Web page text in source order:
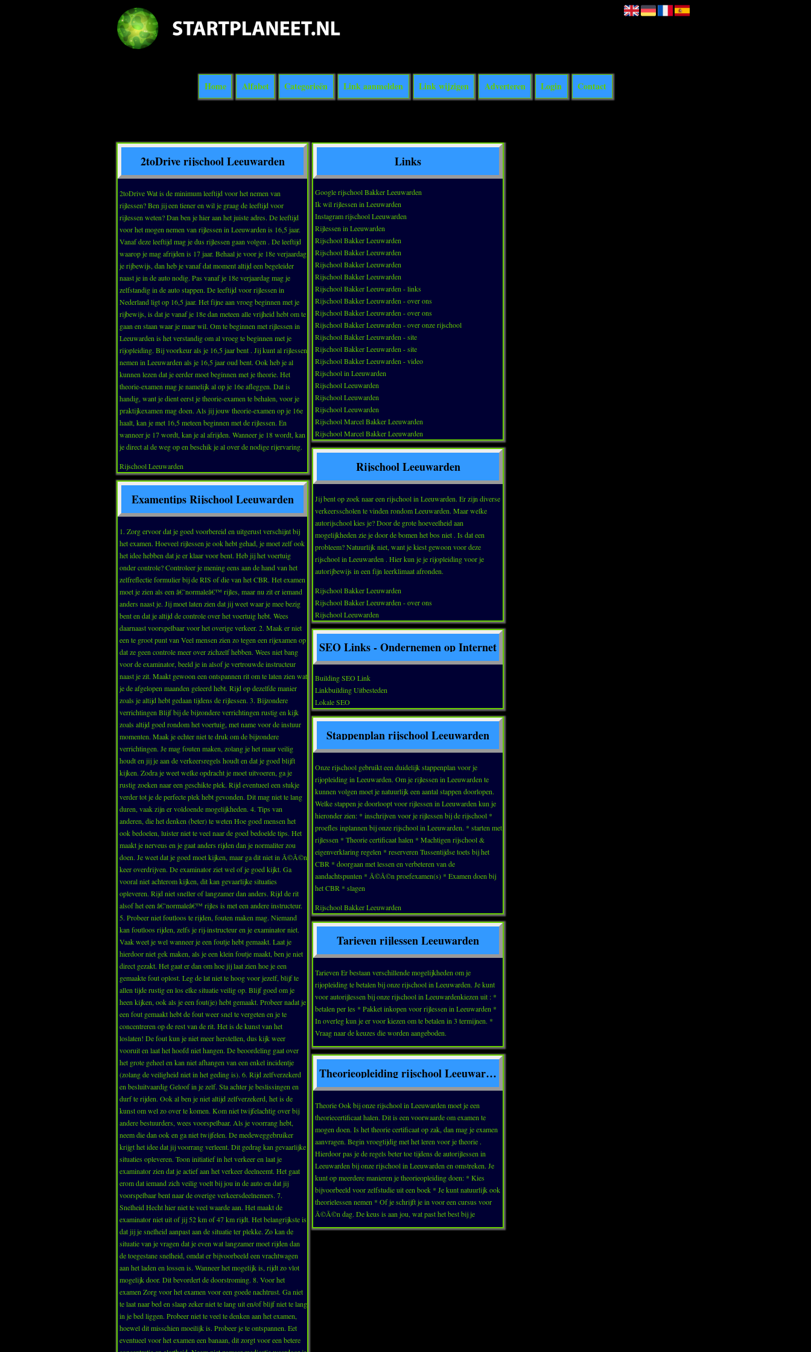
Home Alfabet Categorieën Link aanmelden Link wijzigen Adverteren Login Contact
2toDrive rijschool Leeuwarden
2toDrive Wat is de minimum leeftijd voor het nemen van
rijlessen? Ben jij een tiener en wil je graag de leeftijd voor
rijlessen weten? Dan ben je hier aan het juiste adres. De leeftijd
voor het mogen nemen van rijlessen in Leeuwarden is 16,5 jaar.
Vanaf deze leeftijd mag je dus rijlessen gaan volgen . De leeftijd
waarop je mag afrijden is 17 jaar. Behaal je voor je 18e verjaardag
je rijbewijs, dan heb je vanaf dat moment altijd een begeleider
naast je in de auto nodig. Pas vanaf je 18e verjaardag mag je
zelfstandig in de auto stappen. De leeftijd voor rijlessen in
Nederland ligt op 16,5 jaar. Het fijne aan vroeg beginnen met je
rijbewijs, is dat je vanaf je 18e dan meteen alle vrijheid hebt om te
gaan en staan waar je maar wil. Om te beginnen met rijlessen in
Leeuwarden is het verstandig om al vroeg te beginnen met je
rijopleiding. Bij voorkeur als je 16,5 jaar bent . Jij kunt al rijlessen
nemen in Leeuwarden als je 16,5 jaar oud bent. Ook heb je al
kunnen lezen dat je eerder moet beginnen met je theorie. Het
theorie-examen mag je namelijk al op je 16e afleggen. Dat is
handig, want je dient eerst je theorie-examen te behalen, voor je
praktijkexamen mag doen. Als jij jouw theorie-examen op je 16e
haalt, kan je met 16,5 meteen beginnen met de rijlessen. En
wanneer je 17 wordt, kan je al afrijden. Wanneer je 18 wordt, kan
je direct al de weg op en beschik je al over de nodige rijervaring.
Rijschool Leeuwarden
Examentips Rijschool Leeuwarden
1. Zorg ervoor dat je goed voorbereid en uitgerust verschijnt bij
het examen. Hoeveel rijlessen je ook hebt gehad, je moet zelf ook
het idee hebben dat je er klaar voor bent. Heb jij het voertuig
onder controle? Controleer je mening eens aan de hand van het
zelfreflectie formulier bij de RIS of die van het CBR. Het examen
moet je zien als een â€˜normaleâ€™ rijles, maar nu zit er iemand
anders naast je. Jij moet laten zien dat jij weet waar je mee bezig
bent en dat je altijd de controle over het voertuig hebt. Wees
daarnaast voorspelbaar voor het overige verkeer. 2. Maak er niet
een te groot punt van Veel mensen zien zo tegen een rijexamen op
dat ze geen controle meer over zichzelf hebben. Wees niet bang
voor de examinator, beeld je in alsof je vertrouwde instructeur
naast je zit. Maakt gewoon een ontspannen rit om te laten zien wat
je de afgelopen maanden geleerd hebt. Rijd op dezelfde manier
zoals je altijd hebt gedaan tijdens de rijlessen. 3. Bijzondere
verrichtingen Blijf bij de bijzondere verrichtingen rustig en kijk
zoals altijd goed rondom het voertuig, met name voor de instuur
momenten. Maak je echter niet te druk om de bijzondere
verrichtingen. Je mag fouten maken, zolang je het maar veilig
houdt en jij je aan de verkeersregels houdt en dat je goed blijft
kijken. Zodra je weet welke opdracht je moet uitvoeren, ga je
rustig zoeken naar een geschikte plek. Rijd eventueel een stukje
verder tot je de perfecte plek hebt gevonden. Dit mag niet te lang
duren, vaak zijn er voldoende mogelijkheden. 4. Tips van
anderen, die het denken (beter) te weten Hoe goed mensen het
ook bedoelen, luister niet te veel naar de goed bedoelde tips. Het
maakt je nerveus en je gaat anders rijden dan je normaliter zou
doen. Je weet dat je goed moet kijken, maar ga dit niet in Ã©Ã©n
keer overdrijven. De examinator ziet wel of je goed kijkt. Ga
vooral niet achterom kijken, dit kan gevaarlijke situaties
opleveren. Rijd niet sneller of langzamer dan anders. Rijd de rit
alsof het een â€˜normaleâ€™ rijles is met een andere instructeur.
5. Probeer niet foutloos te rijden, fouten maken mag. Niemand
kan foutloos rijden, zelfs je rij-instructeur en je examinator niet.
Vaak weet je wel wanneer je een foutje hebt gemaakt. Laat je
hierdoor niet gek maken, als je een klein foutje maakt, ben je niet
direct gezakt. Het gaat er dan om hoe jij laat zien hoe je een
gemaakte fout oplost. Leg de lat niet te hoog voor jezelf, blijf te
allen tijde rustig en los elke situatie veilig op. Blijf goed om je
heen kijken, ook als je een fout(je) hebt gemaakt. Probeer nadat je
een fout gemaakt hebt de fout weer snel te vergeten en je te
concentreren op de rest van de rit. Het is de kunst van het
loslaten! De fout kun je niet meer herstellen, dus kijk weer
vooruit en laat het hoofd niet hangen. De beoordeling gaat over
het grote geheel en kan niet afhangen van een enkel incidentje
(zolang de veiligheid niet in het geding is). 6. Rijd zelfverzekerd
en besluitvaardig Geloof in je zelf. Sta achter je beslissingen en
durf te rijden. Ook al ben je niet altijd zelfverzekerd, het is de
kunst om wel zo over te komen. Kom niet twijfelachtig over bij
andere bestuurders, wees voorspelbaar. Als je voorrang hebt,
neem die dan ook en ga niet twijfelen. De medeweggebruiker
krijgt het idee dat jij voorrang verleent. Dit gedrag kan gevaarlijke
situaties opleveren. Toon initiatief in het verkeer en laat je
examinator zien dat je actief aan het verkeer deelneemt. Het gaat
erom dat iemand zich veilig voelt bij jou in de auto en dat jij
voorspelbaar bent naar de overige verkeersdeelnemers. 7.
Snelheid Hecht hier niet te veel waarde aan. Het maakt de
examinator niet uit of jij 52 km of 47 km rijdt. Het belangrijkste is
dat jij je snelheid aanpast aan de situatie ter plekke. Zo kan de
situatie van je vragen dat je even wat langzamer moet rijden dan
de toegestane snelheid, omdat er bijvoorbeeld een vrachtwagen
aan het laden en lossen is. Wanneer het mogelijk is, rijdt zo vlot
mogelijk door. Dit bevordert de doorstroming. 8. Voor het
examen Zorg voor het examen voor een goede nachtrust. Ga niet
te laat naar bed en slaap zeker niet te lang uit en/of blijf niet te lang
in je bed liggen. Probeer niet te veel te denken aan het examen,
hoewel dit misschien moeilijk is. Probeer je te ontspannen. Eet
eventueel voor het examen een banaan, dit zorgt voor een betere
Links
Google rijschool Bakker Leeuwarden
Ik wil rijlessen in Leeuwarden
Instagram rijschool Leeuwarden
Rijlessen in Leeuwarden
Rijschool Bakker Leeuwarden
Rijschool Bakker Leeuwarden
Rijschool Bakker Leeuwarden
Rijschool Bakker Leeuwarden
Rijschool Bakker Leeuwarden - links
Rijschool Bakker Leeuwarden - over ons
Rijschool Bakker Leeuwarden - over ons
Rijschool Bakker Leeuwarden - over onze rijschool
Rijschool Bakker Leeuwarden - site
Rijschool Bakker Leeuwarden - site
Rijschool Bakker Leeuwarden - video
Rijschool in Leeuwarden
Rijschool Leeuwarden
Rijschool Leeuwarden
Rijschool Leeuwarden
Rijschool Marcel Bakker Leeuwarden
Rijschool Marcel Bakker Leeuwarden
Rijschool Leeuwarden
Jij bent op zoek naar een rijschool in Leeuwarden. Er zijn diverse
verkeersscholen te vinden rondom Leeuwarden. Maar welke
autorijschool kies je? Door de grote hoeveelheid aan
mogelijkheden zie je door de bomen het bos niet . Is dat een
probleem? Natuurlijk niet, want je kiest gewoon voor deze
rijschool in Leeuwarden . Hier kun je je rijopleiding voor je
autorijbewijs in een fijn leerklimaat afronden.
Rijschool Bakker Leeuwarden
Rijschool Bakker Leeuwarden - over ons
Rijschool Leeuwarden
SEO Links - Ondernemen op Internet
Building SEO Link
Linkbuilding Uitbesteden
Lokale SEO
Stappenplan rijschool Leeuwarden
Onze rijschool gebruikt een duidelijk stappenplan voor je
rijopleiding in Leeuwarden. Om je rijlessen in Leeuwarden te
kunnen volgen moet je natuurlijk een aantal stappen doorlopen.
Welke stappen je doorloopt voor rijlessen in Leeuwarden kun je
hieronder zien: * inschrijven voor je rijlessen bij de rijschool *
proefles inplannen bij onze rijschool in Leeuwarden. * starten met
rijlessen * Theorie certificaat halen * Machtigen rijschool &
eigenverklaring regelen * reserveren Tussentijdse toets bij het
CBR * doorgaan met lessen en verbeteren van de
aandachtspunten * Ã©Ã©n proefexamen(s) * Examen doen bij
het CBR * slagen
Rijschool Bakker Leeuwarden
Tarieven rijlessen Leeuwarden
Tarieven Er bestaan verschillende mogelijkheden om je
rijopleiding te betalen bij onze rijschool in Leeuwarden. Je kunt
voor autorijlessen bij onze rijschool in Leeuwardenkiezen uit : *
betalen per les * Pakket inkopen voor rijlessen in Leeuwarden *
In overleg kun je er voor kiezen om te betalen in 3 termijnen. *
Vraag naar de keuzes die worden aangeboden.
Theorieopleiding rijschool Leeuwarden
Theorie Ook bij onze rijschool in Leeuwarden moet je een
theoriecertificaat halen. Dit is een voorwaarde om examen te
mogen doen. Is het theorie certificaat op zak, dan mag je examen
aanvragen. Begin vroegtijdig met het leren voor je theorie .
Hierdoor pas je de regels beter toe tijdens de autorijlessen in
Leeuwarden bij onze rijschool in Leeuwarden en omstreken. Je
kunt op meerdere manieren je theorieopleiding doen: * Kies
bijvoorbeeld voor zelfstudie uit een boek * Je kunt natuurlijk ook
theorielessen nemen * Of je schrijft je in voor een cursus voor
Ã©Ã©n dag. De keus is aan jou, wat past het best bij je